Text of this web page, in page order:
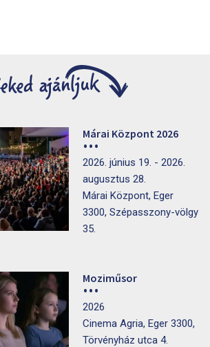
Márai Központ 2026
2026. június 19. - 2026.
augusztus 28.
Márai Központ, Eger
3300, Szépasszony-völgy
35.
Moziműsor
2026
Cinema Agria, Eger 3300,
Törvényház utca 4.